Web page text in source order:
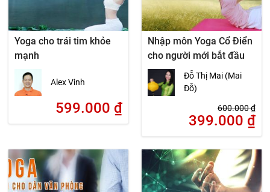
Yoga cho trái tim khỏe
mạnh
Alex Vinh
599.000 ₫
Nhập môn Yoga Cổ Điển
cho người mới bắt đầu
Đỗ Thị Mai (Mai
Đỗ)
600.000₫
399.000 ₫